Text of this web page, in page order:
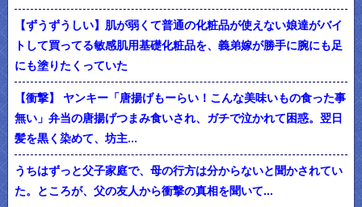
【ずうずうしい】肌が弱くて普通の化粧品が使えない娘達がバイ
トして買ってる敏感肌用基礎化粧品を、義弟嫁が勝手に腕にも足
にも塗りたくっていた
【衝撃】 ヤンキー「唐揚げもーらい！こんな美味いもの食った事
無い」弁当の唐揚げつまみ食いされ、ガチで泣かれて困惑。翌日
髪を黒く染めて、坊主...
うちはずっと父子家庭で、母の行方は分からないと聞かされてい
た。ところが、父の友人から衝撃の真相を聞いて...